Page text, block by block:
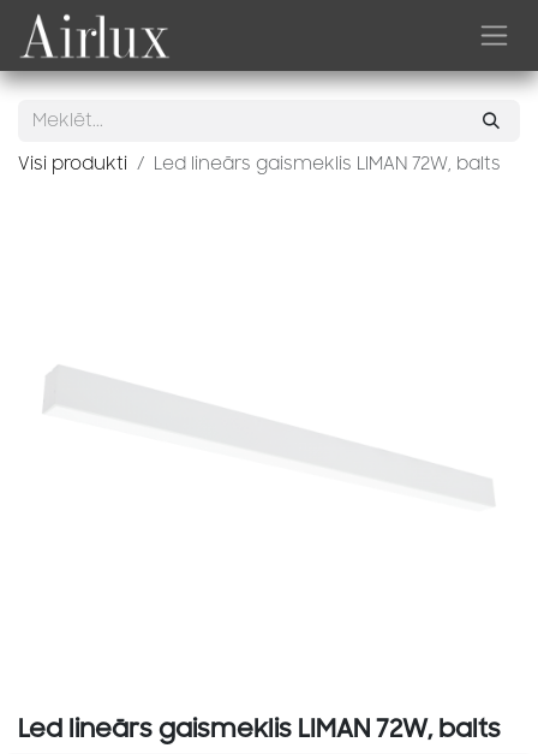
Skip to Content
Visi produkti Led lineārs gaismeklis LIMAN 72W, balts
Led lineārs gaismeklis LIMAN 72W, balts